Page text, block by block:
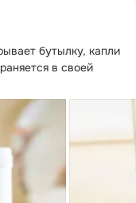
бутылку, капли
в своей